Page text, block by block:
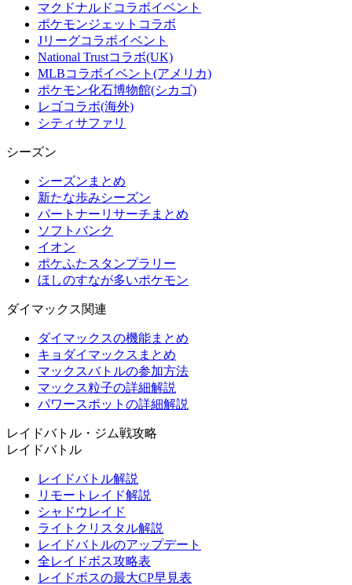
マクドナルドコラボイベント
ポケモンジェットコラボ
Jリーグコラボイベント
National Trustコラボ(UK)
MLBコラボイベント(アメリカ)
ポケモン化石博物館(シカゴ)
レゴコラボ(海外)
シティサファリ
シーズン
シーズンまとめ
新たな歩みシーズン
パートナーリサーチまとめ
ソフトバンク
イオン
ポケふたスタンプラリー
ほしのすなが多いポケモン
ダイマックス関連
ダイマックスの機能まとめ
キョダイマックスまとめ
マックスバトルの参加方法
マックス粒子の詳細解説
パワースポットの詳細解説
レイドバトル・ジム戦攻略
レイドバトル
レイドバトル解説
リモートレイド解説
シャドウレイド
ライトクリスタル解説
レイドバトルのアップデート
全レイドボス攻略表
レイドボスの最大CP早見表